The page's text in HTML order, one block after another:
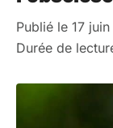
Publié le 17
Durée de